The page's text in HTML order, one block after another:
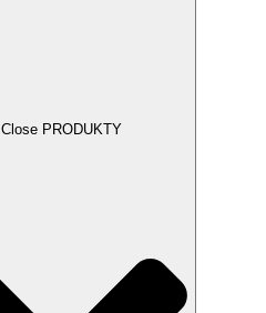
Close PRODUKTY